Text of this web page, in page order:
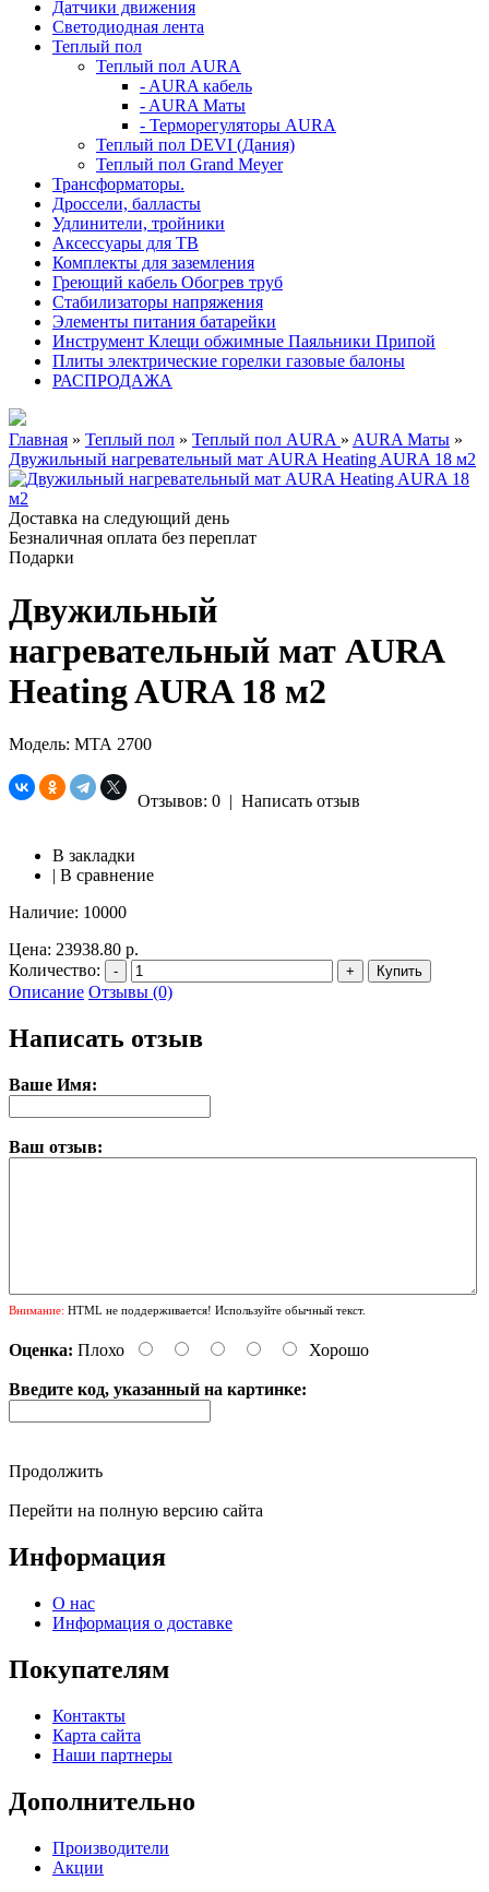
Датчики движения
Светодиодная лента
Теплый пол
Теплый пол AURA
- AURA кабель
- AURA Маты
- Терморегуляторы AURA
Теплый пол DEVI (Дания)
Теплый пол Grand Meyer
Трансформаторы.
Дроссели, балласты
Удлинители, тройники
Аксессуары для ТВ
Комплекты для заземления
Греющий кабель Обогрев труб
Стабилизаторы напряжения
Элементы питания батарейки
Инструмент Клещи обжимные Паяльники Припой
Плиты электрические горелки газовые балоны
РАСПРОДАЖА
Главная » Теплый пол » Теплый пол AURA » AURA Маты »
Двужильный нагревательный мат AURA Heating AURA 18 м2
Доставка на следующий день
Безналичная оплата без переплат
Подарки
Двужильный
нагревательный мат AURA
Heating AURA 18 м2
Модель: МТА 2700
Отзывов: 0 | Написать отзыв
В закладки
| В сравнение
Наличие: 10000
Цена: 23938.80 р.
Количество:
- + Купить
Описание Отзывы (0)
Написать отзыв
Ваше Имя:
Ваш отзыв:
Внимание: HTML не поддерживается! Используйте обычный текст.
Оценка: Плохо Хорошо
Введите код, указанный на картинке:
Продолжить
Перейти на полную версию сайта
Информация
О нас
Информация о доставке
Покупателям
Контакты
Карта сайта
Наши партнеры
Дополнительно
Производители
Акции